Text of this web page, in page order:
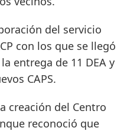
del servicio
con los que se llegó
entrega de 11 DEA y
CAPS.
creación del Centro
reconoció que